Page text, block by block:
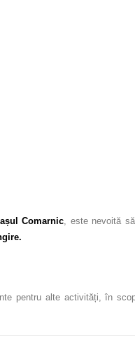
Comarnic , este nevoită
pentru alte activități, în